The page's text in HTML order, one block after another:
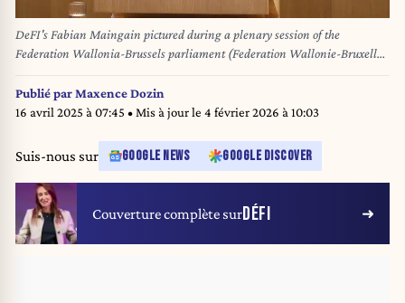
DeFI's Fabian Maingain pictured during a plenary session of the
Federation Wallonia-Brussels parliament (Federation Wallonie-Bruxelles
- Federatie Wallonie-Brussel), in Brussels, on Thursday 18 July 2024. The
new government will present its statement for the upcoming years. BELGA
PHOTO BRUNO FAHY
Publié parMaxence Dozin
16 avril 2025 à 07:45 • Mis à jour le 4 février 2026 à 10:03
Suis-nous sur GOOGLE NEWS GOOGLE DISCOVER
Couverture complète surDÉFI